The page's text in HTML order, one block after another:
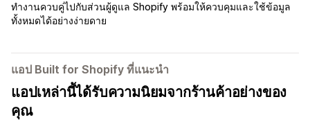
ทำงานควบคู่ไปกับส่วนผู้ดูแล Shopify พร้อมให้ควบคุมและใช้ข้อมูล
ทั้งหมดได้อย่างง่ายดาย
แอป Built for Shopify ที่แนะนำ
แอปเหล่านี้ได้รับความนิยมจากร้านค้าอย่างของ
คุณ